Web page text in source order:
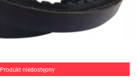
Produkt niedostępny